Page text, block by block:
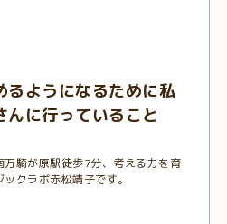
るようになるために私
んに行っていること
騎が原駅徒歩7分、考える力を育
クラボ赤松靖子です。